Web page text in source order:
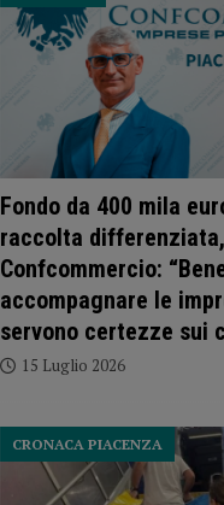
Fondo da 400 mila
raccolta differenziata,
Confcommercio:
accompagnare le
servono certezze sui
15 Luglio 2026
CRONACA PIACENZA